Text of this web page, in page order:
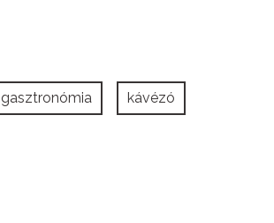
gasztronómia kávézó